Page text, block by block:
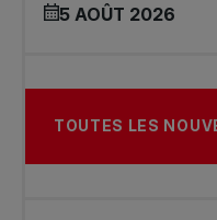
5 AOÛT 2026
TOUTES LES